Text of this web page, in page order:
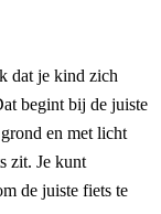
dat je kind zich
begint bij de juiste
en met licht
zit. Je kunt
de juiste fiets te